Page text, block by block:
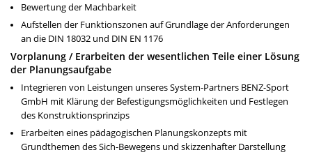
Bewertung der Machbarkeit
Aufstellen der Funktionszonen auf Grundlage der Anforderungen
an die DIN 18032 und DIN EN 1176
Vorplanung / Erarbeiten der wesentlichen Teile einer Lösung
der Planungsaufgabe
Integrieren von Leistungen unseres System-Partners BENZ-Sport
GmbH mit Klärung der Befestigungsmöglichkeiten und Festlegen
des Konstruktionsprinzips
Erarbeiten eines pädagogischen Planungskonzepts mit
Grundthemen des Sich-Bewegens und skizzenhafter Darstellung